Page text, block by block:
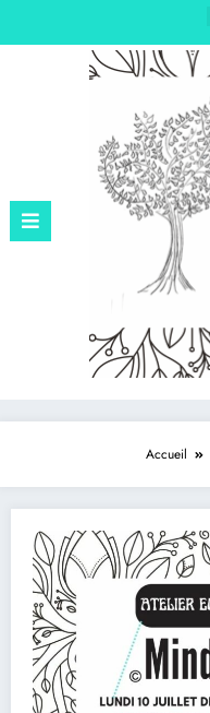
Accueil